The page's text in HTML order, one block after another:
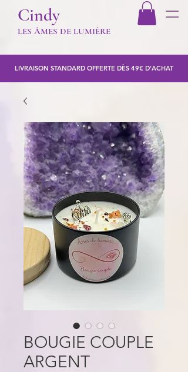
Cindy
LES ÂMES DE LUMIÈRE
LIVRAISON STANDARD OFFERTE DÈS 49€ D'ACHAT
BOUGIE COUPLE
ARGENT